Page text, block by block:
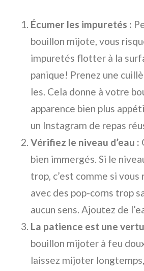
Écumer les impuretés :
bouillon mijote, vous
impuretés flotter à la
panique! Prenez une
les. Cela donne à votre
apparence bien plus
un Instagram de repas
Vérifiez le niveau d’eau :
bien immergés. Si le
trop, c’est comme si
avec des pop-corns trop
aucun sens. Ajoutez de
La patience est une
bouillon mijoter à feu
laissez mijoter